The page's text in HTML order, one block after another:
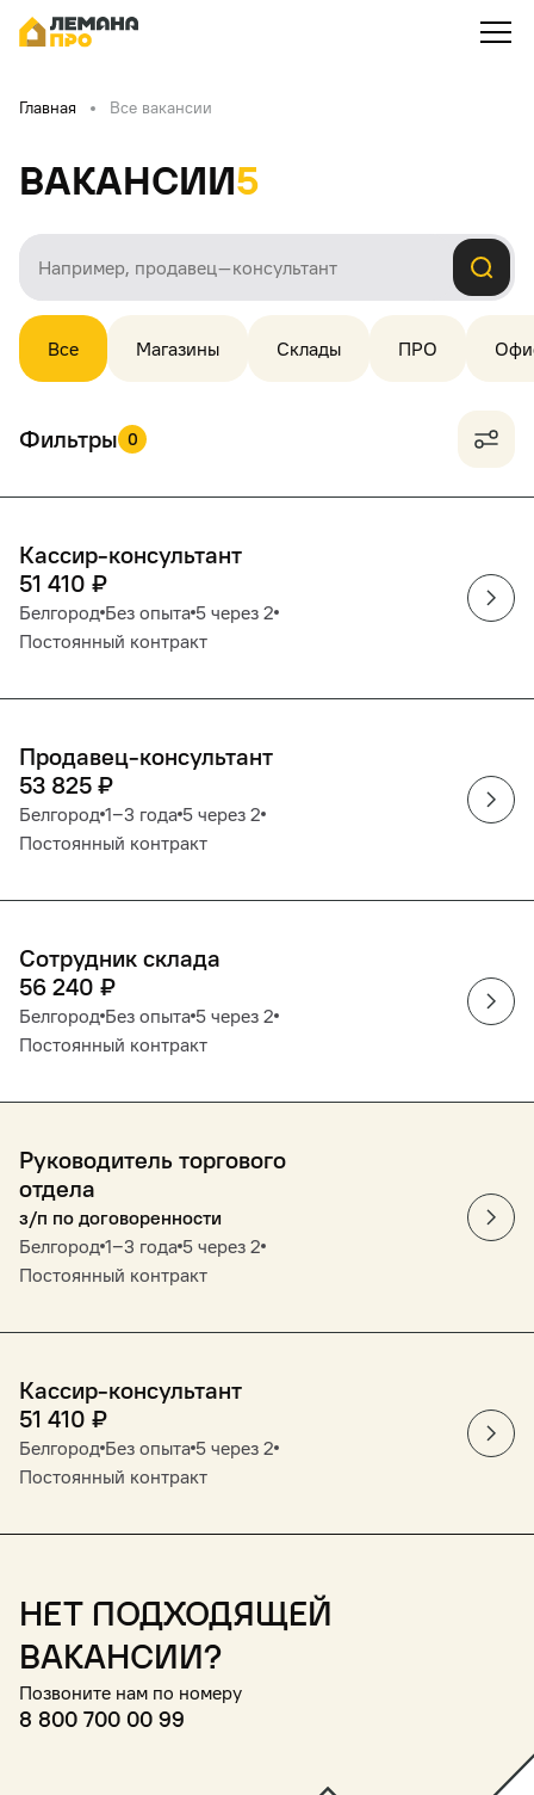
Главная Все вакансии
Вакансии5
Все Магазины Склады ПРО
Фильтры 0
Кассир-консультант
51 410 ₽
Белгород Без опыта 5 через 2
Постоянный контракт
Продавец-консультант
53 825 ₽
Белгород 1‒3 года 5 через 2
Постоянный контракт
Сотрудник склада
56 240 ₽
Белгород Без опыта 5 через 2
Постоянный контракт
Руководитель торгового
отдела
з/п по договоренности
Белгород 1‒3 года 5 через 2
Постоянный контракт
Кассир-консультант
51 410 ₽
Белгород Без опыта 5 через 2
Постоянный контракт
Нет подходящей
вакансии?
Позвоните нам по номеру
8 800 700 00 99